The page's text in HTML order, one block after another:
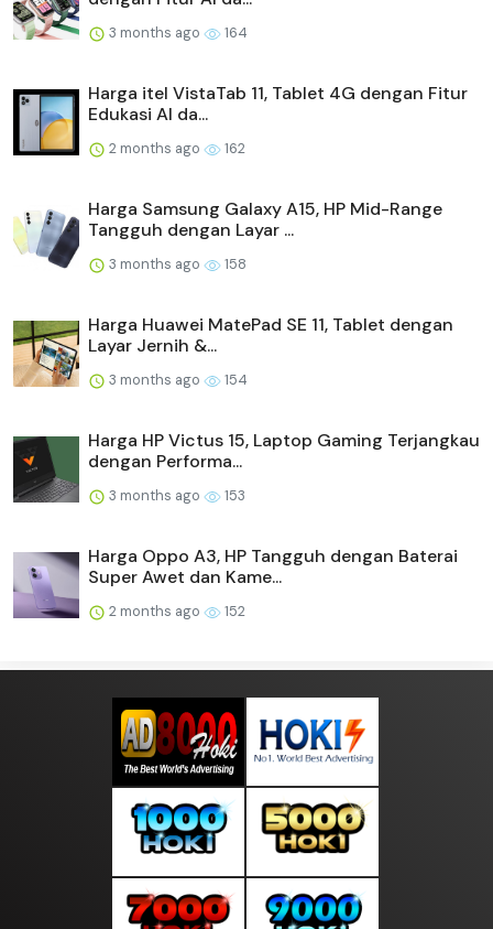
3 months ago 164
Harga itel VistaTab 11, Tablet 4G dengan Fitur
Edukasi AI da...
2 months ago 162
Harga Samsung Galaxy A15, HP Mid-Range
Tangguh dengan Layar ...
3 months ago 158
Harga Huawei MatePad SE 11, Tablet dengan
Layar Jernih &...
3 months ago 154
Harga HP Victus 15, Laptop Gaming Terjangkau
dengan Performa...
3 months ago 153
Harga Oppo A3, HP Tangguh dengan Baterai
Super Awet dan Kame...
2 months ago 152